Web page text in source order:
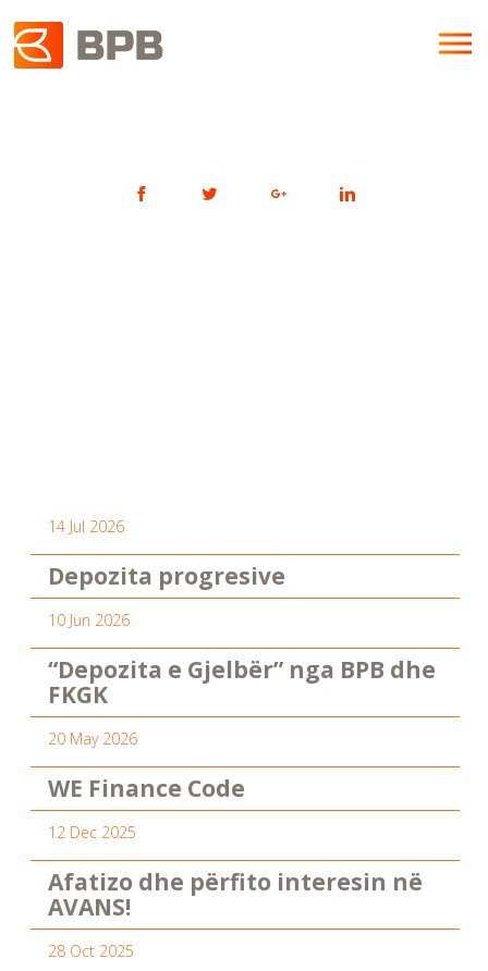
14 Jul 2026
Depozita progresive
10 Jun 2026
“Depozita e Gjelbër” nga BPB dhe
FKGK
20 May 2026
WE Finance Code
12 Dec 2025
Afatizo dhe përfito interesin në
AVANS!
28 Oct 2025